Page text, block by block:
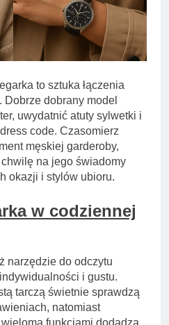
to sztuka łączenia
Dobrze dobrany model
uwydatnić atuty sylwetki i
code. Czasomierz
męskiej garderoby,
na jego świadomy
okazji i stylów ubioru.
w codziennej
narzędzie do odczytu
i gustu.
tarczą świetnie sprawdzą
natomiast
funkcjami dodadzą